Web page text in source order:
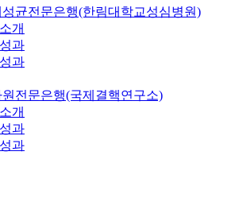
균전문은행(한림대학교성심병원)
개
과
과
전문은행(국제결핵연구소)
개
과
과